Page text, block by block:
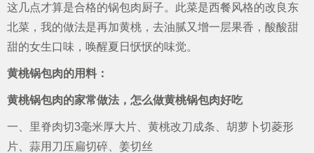
这几点才算是合格的锅包肉厨子。此菜是西餐风格的改良东
北菜，我的做法是再加黄桃，去油腻又增一层果香，酸酸甜
甜的女生口味，唤醒夏日恹恹的味觉。
黄桃锅包肉的用料：
黄桃锅包肉的家常做法，怎么做黄桃锅包肉好吃
一、里脊肉切3毫米厚大片、黄桃改刀成条、胡萝卜切菱形
片、蒜用刀压扁切碎、姜切丝